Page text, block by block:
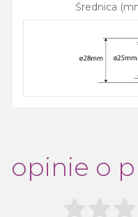
Średnica
opinie o